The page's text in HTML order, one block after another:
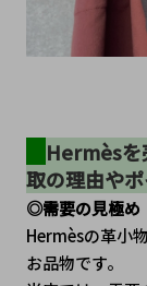
Hermèsを
取の理由やポ
◎需要の見極め
Hermèsの革小
お品物です。